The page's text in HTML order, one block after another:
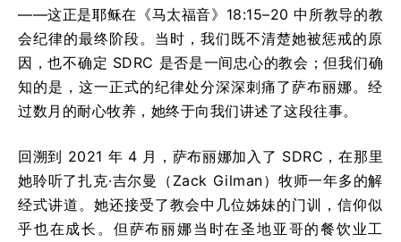
——这正是耶稣在《马太福音》18:15–20 中所教导的教
会纪律的最终阶段。当时，我们既不清楚她被惩戒的原
因，也不确定 SDRC 是否是一间忠心的教会；但我们确
知的是，这一正式的纪律处分深深刺痛了萨布丽娜。经
过数月的耐心牧养，她终于向我们讲述了这段往事。
回溯到 2021 年 4 月，萨布丽娜加入了 SDRC，在那里
她聆听了扎克·吉尔曼（Zack Gilman）牧师一年多的解
经式讲道。她还接受了教会中几位姊妹的门训，信仰似
乎也在成长。但萨布丽娜当时在圣地亚哥的餐饮业工